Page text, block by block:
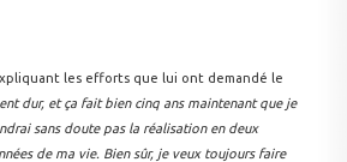
les efforts que lui ont demandé le
dur, et ça fait bien cinq ans maintenant que je
sans doute pas la réalisation en deux
de ma vie. Bien sûr, je veux toujours faire